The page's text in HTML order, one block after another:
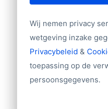
omzet, aantal
Website
Import/export
Tientallen overige
Andere gegevens
Wij nemen privacy
wetgeving inzake
Privacybeleid &
toepassing op de
persoonsgegevens.